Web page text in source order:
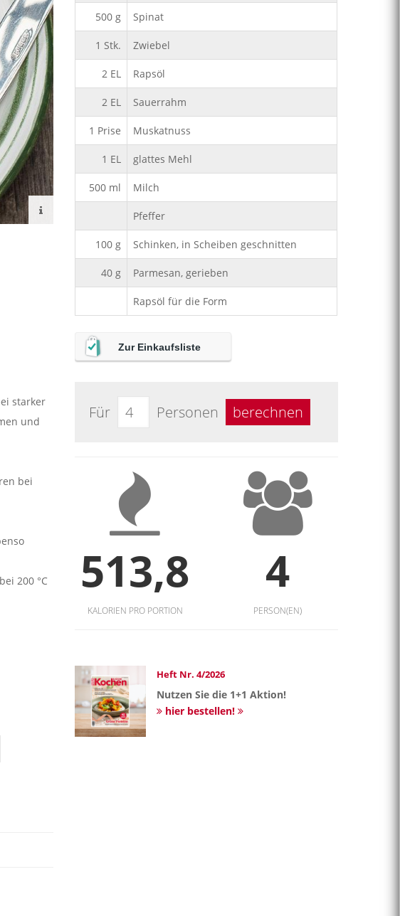
starker
und
bei
200 °C
500 g Spinat
1 Stk. Zwiebel
2 EL Rapsöl
2 EL Sauerrahm
1 Prise Muskatnuss
1 EL glattes Mehl
500 ml Milch
Pfeffer
100 g Schinken, in Scheiben geschnitten
40 g Parmesan, gerieben
Rapsöl für die Form
Zur Einkaufsliste
Für Personen berechnen
513,8
KALORIEN PRO PORTION
4
PERSON(EN)
Heft Nr. 4/2026
Nutzen Sie die 1+1 Aktion!
hier bestellen!